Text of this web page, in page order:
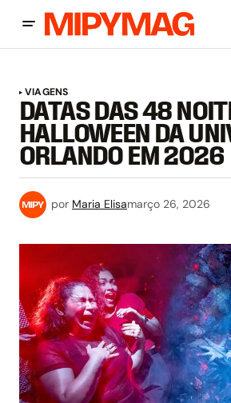
VIAGENS
DATAS DAS 48
HALLOWEEN DA
ORLANDO EM 2026
por Maria Elisamarço 26, 2026